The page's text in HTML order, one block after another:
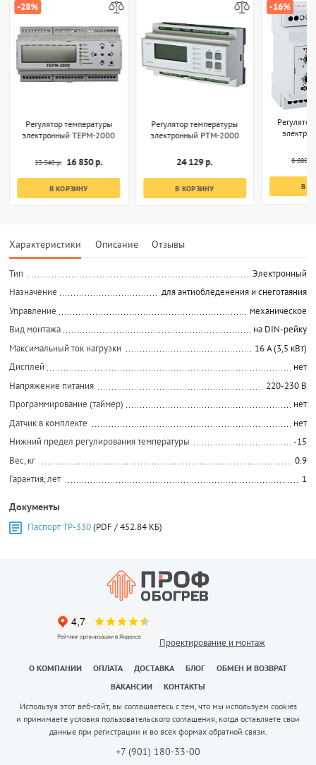
-28%
Регулятор температуры
электронный ТЕРМ-2000
23 540 р. 16 850 р.
В КОРЗИНУ
Регулятор температуры
электронный РТМ-2000
24 129 р.
В КОРЗИНУ
-16%
8 800 р.
В
Характеристики Описание Отзывы
Тип
Электронный
Назначение
для антиобледенения и снеготаяния
Управление
механическое
Вид монтажа
на DIN-рейку
Максимальный ток нагрузки
16 А (3,5 кВт)
Дисплей
нет
Напряжение питания
220-230 В
Программирование (таймер)
нет
Датчик в комплекте
нет
Нижний предел регулирования температуры
-15
Вес, кг
0.9
Гарантия, лет
1
Документы
Паспорт ТР-330(PDF / 452.84 КБ)
Проектирование и монтаж
О КОМПАНИИ ОПЛАТА ДОСТАВКА БЛОГ
ОБМЕН И ВОЗВРАТ
ВАКАНСИИ
КОНТАКТЫ
Используя этот веб-сайт, вы соглашаетесь с тем, что мы используем cookies
и принимаете условия пользовательского соглашения, когда оставляете свои
данные при регистрации и во всех формах обратной связи.
+7 (901) 180-33-00